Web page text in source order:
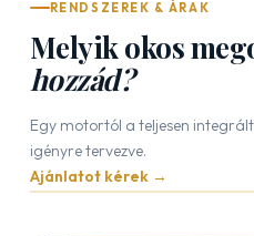
RENDSZEREK & ÁRAK
Melyik okos
hozzád?
Egy motortól a teljesen
igényre tervezve.
Ajánlatot kérek →